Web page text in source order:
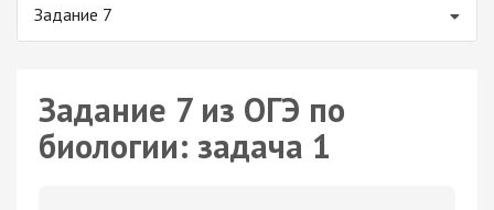
Задание 7
Задание 7 из ОГЭ по
биологии: задача 1